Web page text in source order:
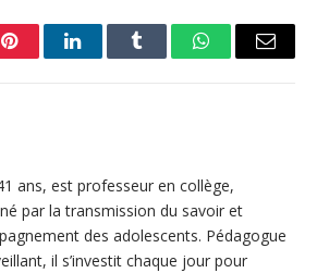
PinterestLinkedInTumblr WhatsAppEmail
ans, est professeur en collège,
par la transmission du savoir et
des adolescents. Pédagogue
il s’investit chaque jour pour